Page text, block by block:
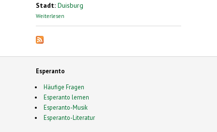
Stadt: Duisburg
Weiterlesen
Esperanto
Häufige Fragen
Esperanto lernen
Esperanto-Musik
Esperanto-Literatur